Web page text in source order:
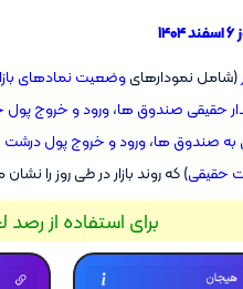
(شامل نمودارهایوضعیت نمادهای
حقیقی صندوق ها،ورود و خروج پول
به صندوق ها،ورود و خروج پول
حقیقی) که روند بازار در طی روز را
برای استفاده از